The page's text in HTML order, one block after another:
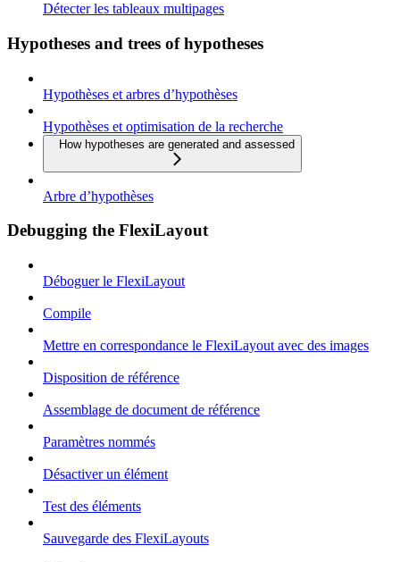
Détecter les tableaux multipages
Hypotheses and trees of hypotheses
Hypothèses et arbres d’hypothèses
Hypothèses et optimisation de la recherche
How hypotheses are generated and assessed
Arbre d’hypothèses
Debugging the FlexiLayout
Déboguer le FlexiLayout
Compile
Mettre en correspondance le FlexiLayout avec des images
Disposition de référence
Assemblage de document de référence
Paramètres nommés
Désactiver un élément
Test des éléments
Sauvegarde des FlexiLayouts